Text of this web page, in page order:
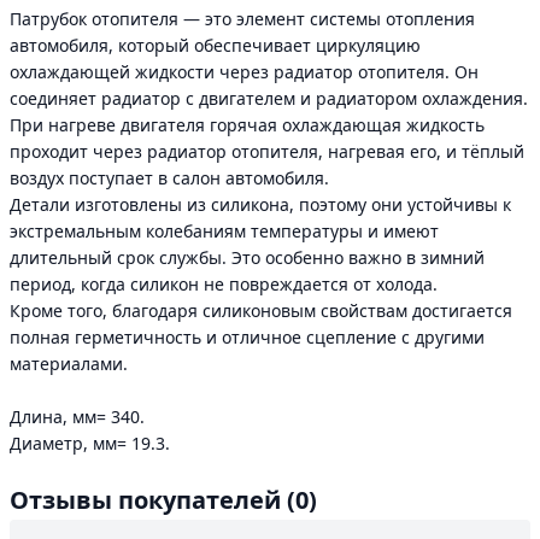
Патрубок отопителя — это элемент системы отопления
автомобиля, который обеспечивает циркуляцию
охлаждающей жидкости через радиатор отопителя. Он
соединяет радиатор с двигателем и радиатором охлаждения.
При нагреве двигателя горячая охлаждающая жидкость
проходит через радиатор отопителя, нагревая его, и тёплый
воздух поступает в салон автомобиля.
Детали изготовлены из силикона, поэтому они устойчивы к
экстремальным колебаниям температуры и имеют
длительный срок службы. Это особенно важно в зимний
период, когда силикон не повреждается от холода.
Кроме того, благодаря силиконовым свойствам достигается
полная герметичность и отличное сцепление с другими
материалами.
Длина, мм= 340.
Диаметр, мм= 19.3.
Отзывы покупателей (0)